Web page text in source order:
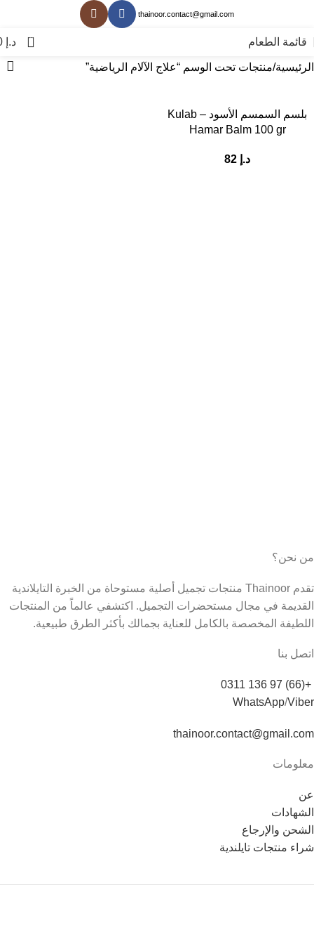
thainoor.contact@gmail.com
قائمة الطعام 0 د.إ
الرئيسية منتجات تحت الوسم “علاج الآلام الرياضية”
بلسم السمسم الأسود – Kulab
Hamar Balm 100 gr
د.إ
من نحن؟
تقدم Thainoor منتجات تجميل أصلية مستوحاة من الخبرة التايلاندية
القديمة في مجال مستحضرات التجميل. اكتشفي عالماً من المنتجات
اللطيفة المخصصة بالكامل للعناية بجمالك بأكثر الطرق طبيعية.
اتصل بنا
+(66) 97 136 0311
WhatsApp/Viber
thainoor.contact@gmail.com
معلومات
عن
الشهادات
الشحن والإرجاع
شراء منتجات تايلندية